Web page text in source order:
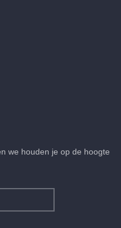
we houden je op de hoogte